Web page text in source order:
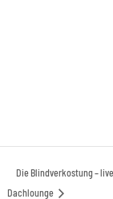
Die Blindverkostung –
Dachlounge